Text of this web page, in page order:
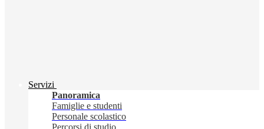
Servizi
Panoramica
Famiglie e studenti
Personale scolastico